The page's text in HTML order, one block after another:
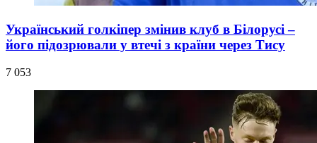
Український голкіпер змінив клуб в Білорусі –
його підозрювали у втечі з країни через Тису
7 053